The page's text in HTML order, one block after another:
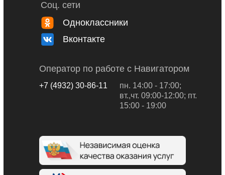
+7 (4932) 30-86-11
пн. 14:00 - 17:00;
вт.,чт. 09:00-12:00; пт.
15:00 - 19:00
Вконтакте
Соц. сети
Одноклассники
Оператор по работе с Навигатором